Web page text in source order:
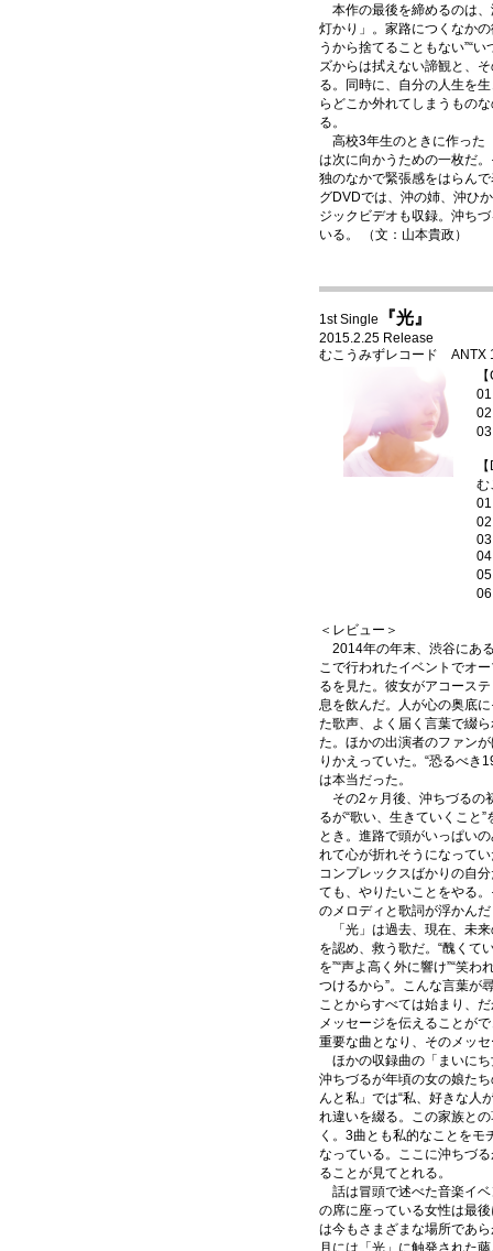
本作の最後を締めるのは
灯かり」。家路につくなか
うから捨てることもない”“
ズからは拭えない諦観と、
る。同時に、自分の人生を
らどこか外れてしまうもの
る。
高校3年生のときに作った
は次に向かうための一枚だ
独のなかで緊張感をはらん
グDVDでは、沖の姉、沖ひ
ジックビデオも収録。沖ち
いる。 （文：山本貴政）
1st Single 『光』
2015.2.25 Release
むこうみずレコード
む
＜レビュー＞
2014年の年末、渋谷にあ
こで行われたイベントでオ
るを見た。彼女がアコース
息を飲んだ。人が心の奥底
た歌声、よく届く言葉で綴
た。ほかの出演者のファン
りかえっていた。“恐るべき
は本当だった。
その2ヶ月後、沖ちづるの
るが“歌い、生きていくこと
とき。進路で頭がいっぱい
れて心が折れそうになって
コンプレックスばかりの自
ても、やりたいことをやる
のメロディと歌詞が浮かん
「光」は過去、現在、未
を認め、救う歌だ。“醜くて
を”“声よ高く外に響け”“笑
つけるから”。こんな言葉が
ことからすべては始まり、
メッセージを伝えることが
重要な曲となり、そのメッ
ほかの収録曲の「まいに
沖ちづるが年頃の女の娘た
んと私」では“私、好きな人
れ違いを綴る。この家族と
く。3曲とも私的なことをモ
なっている。ここに沖ちづ
ることが見てとれる。
話は冒頭で述べた音楽イ
の席に座っている女性は最
は今もさまざまな場所であ
月には「光」に触発された